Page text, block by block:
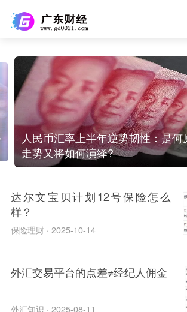
人民币汇率上半年逆势韧性：是
走势又将如何演绎?
达尔文宝贝计划12号保险怎么
样？
保险理财 · 2025-10-14
外汇交易平台的点差≠经纪人佣金
外汇知识 · 2025-08-11